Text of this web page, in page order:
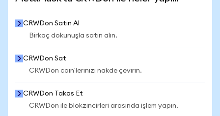
CRWDon Satın Al
Birkaç dokunuşla satın alın.
CRWDon Sat
CRWDon coin'lerinizi nakde çevirin.
CRWDon Takas Et
CRWDon ile blokzincirleri arasında işlem yapın.